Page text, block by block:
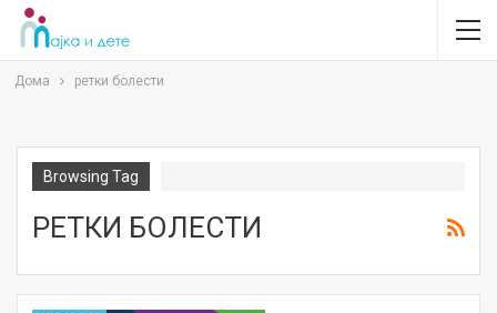
Дома ретки болести
Browsing Tag
РЕТКИ БОЛЕСТИ